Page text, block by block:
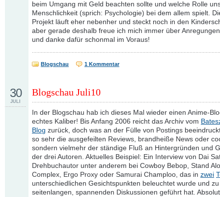
beim Umgang mit Geld beachten sollte und welche Rolle
Menschlichkeit (sprich: Psychologie) bei dem allem spielt.
Projekt läuft eher nebenher und steckt noch in den
aber gerade deshalb freue ich mich immer über
und danke dafür schonmal im Voraus!
Blogschau 1 Kommentar
Blogschau Juli10
30
JULI
In der Blogschau hab ich dieses Mal wieder einen Anime-
echtes Kaliber! Bis Anfang 2006 reicht das Archiv vom
Blog zurück, doch was an der Fülle von Postings
so sehr die ausgefeilten Reviews, brandheiße News oder
sondern vielmehr der ständige Fluß an Hintergründen und
der drei Autoren. Aktuelles Beispiel: Ein Interview von Dai
Drehbuchautor unter anderem bei Cowboy Bebop, Stand
Complex, Ergo Proxy oder Samurai Champloo, das in zwei
unterschiedlichen Gesichtspunkten beleuchtet wurde und zu
seitenlangen, spannenden Diskussionen geführt hat. Absolut